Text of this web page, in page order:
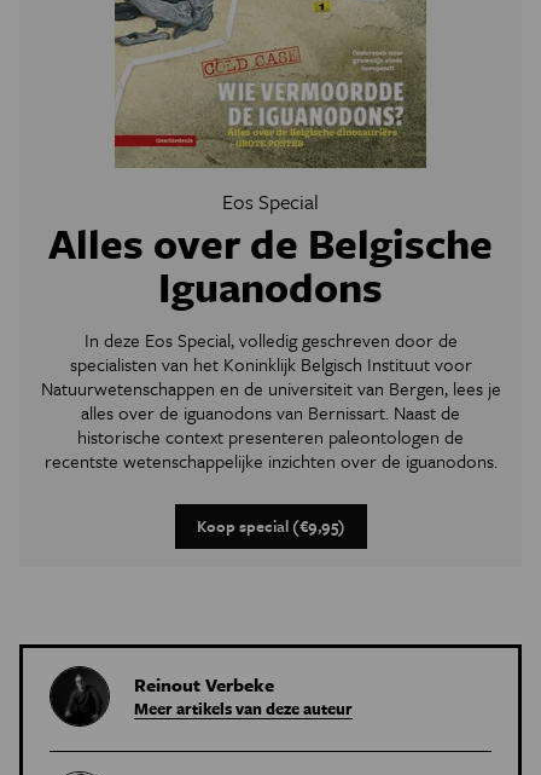
Eos Special
Alles over de Belgische
Iguanodons
In deze Eos Special, volledig geschreven door de
specialisten van het Koninklijk Belgisch Instituut voor
Natuurwetenschappen en de universiteit van Bergen, lees je
alles over de iguanodons van Bernissart. Naast de
historische context presenteren paleontologen de
recentste wetenschappelijke inzichten over de iguanodons.
Koop special (€9,95)
Reinout Verbeke
Meer artikels van deze auteur